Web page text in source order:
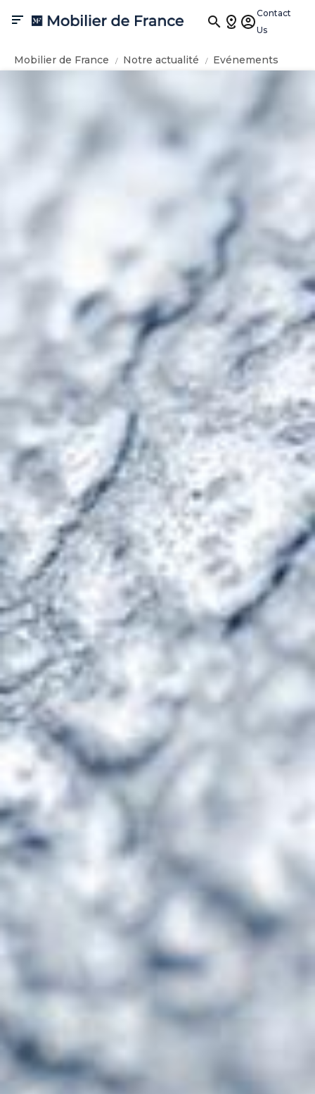

Contact
Us
Mobilier de France Notre actualité Evénements